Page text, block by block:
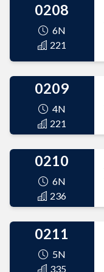
0208
6N
221
0209
4N
221
0210
6N
236
0211
5N
335